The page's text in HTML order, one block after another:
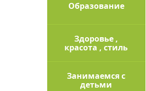
Образование
Здоровье ,
красота , стиль
Занимаемся с
детьми